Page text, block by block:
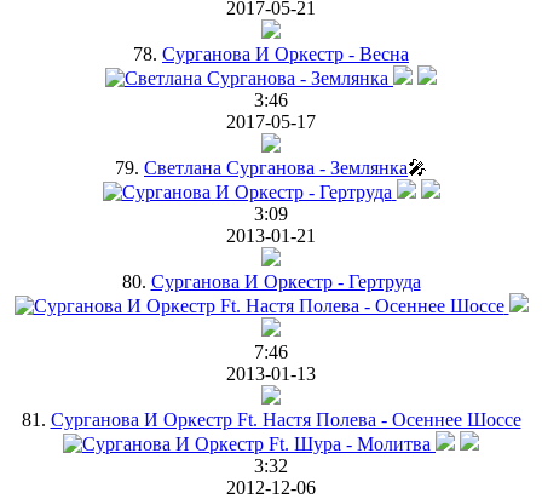
2017-05-21
78. Сурганова И Оркестр - Весна
3:46
2017-05-17
79. Светлана Сурганова - Землянка🎤
3:09
2013-01-21
80. Сурганова И Оркестр - Гертруда
7:46
2013-01-13
81. Cурганова И Оркестр Ft. Настя Полева - Осеннее Шоссе
3:32
2012-12-06